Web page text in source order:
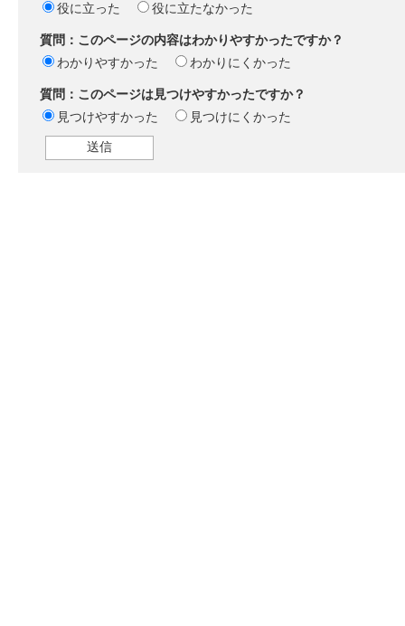
役に立った
役に立たなかった
質問：このページの内容はわかりやすかったですか？
わかりやすかった
わかりにくかった
質問：このページは見つけやすかったですか？
見つけやすかった
見つけにくかった